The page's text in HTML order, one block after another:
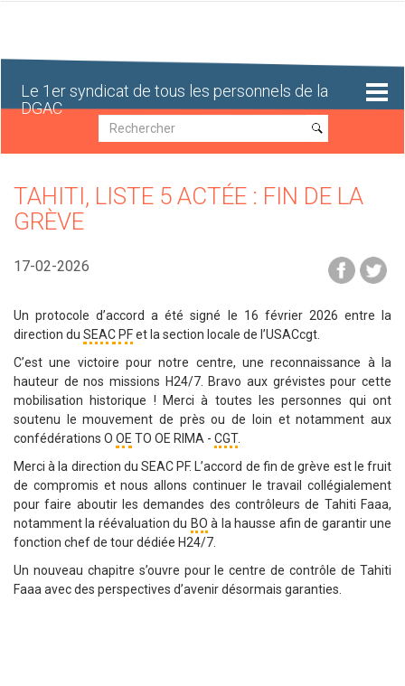
Le 1er syndicat de tous les personnels de la
DGAC
Recherche
Recherche
TAHITI, LISTE 5 ACTÉE : FIN DE LA
GRÈVE
17-02-2026
Un protocole d’accord a été signé le 16 février 2026 entre la
direction du SEAC PFet la section locale de l’USACcgt.
C’est une victoire pour notre centre, une reconnaissance à la
hauteur de nos missions H24/7. Bravo aux grévistes pour cette
mobilisation historique ! Merci à toutes les personnes qui ont
soutenu le mouvement de près ou de loin et notamment aux
confédérations O OE TO OE RIMA - CGT.
Merci à la direction du SEAC PF. L’accord de fin de grève est le fruit
de compromis et nous allons continuer le travail collégialement
pour faire aboutir les demandes des contrôleurs de Tahiti Faaa,
notamment la réévaluation du BO à la hausse afin de garantir une
fonction chef de tour dédiée H24/7.
Un nouveau chapitre s’ouvre pour le centre de contrôle de Tahiti
Faaa avec des perspectives d’avenir désormais garanties.